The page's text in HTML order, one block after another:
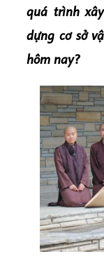
quá trình
dựng cơ sở
hôm nay?